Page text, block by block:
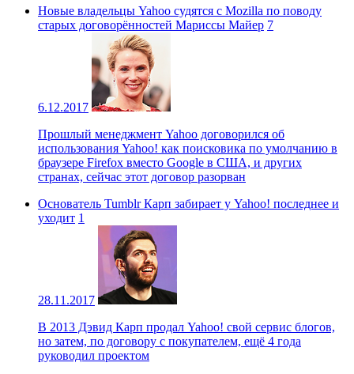
Новые владельцы Yahoo судятся с Mozilla по поводу
старых договорённостей Мариссы Майер 7
6.12.2017
Прошлый менеджмент Yahoo договорился об
использования Yahoo! как поисковика по умолчанию в
браузере Firefox вместо Google в США, и других
странах, сейчас этот договор разорван
Основатель Tumblr Карп забирает у Yahoo! последнее и
уходит 1
28.11.2017
В 2013 Дэвид Карп продал Yahoo! свой сервис блогов,
но затем, по договору с покупателем, ещё 4 года
руководил проектом